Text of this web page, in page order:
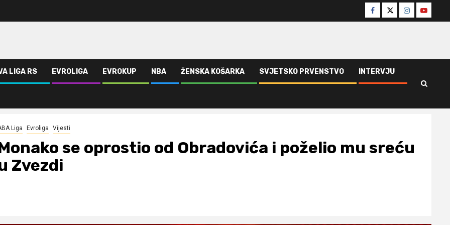
Facebook
TwitterInstagram
Youtube
LIGA RS EVROLIGA EVROKUP NBA ŽENSKA KOŠARKA SVJETSKO PRVENSTVO INTERVJU
u Zvezdi
Liga Evroliga Vijesti
se oprostio od Obradovića i poželio mu sreću
Zvezdi